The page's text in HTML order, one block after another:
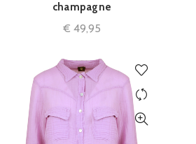
champagne
€ 49,95